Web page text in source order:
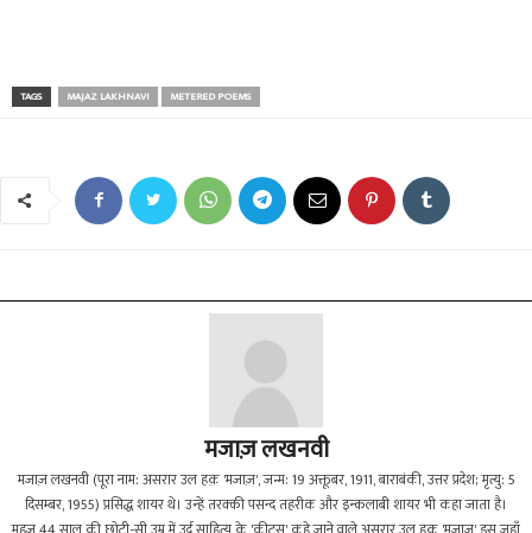
TAGS MAJAZ LAKHNAVI METERED POEMS
मजाज़ लखनवी
मजाज़ लखनवी (पूरा नाम: असरार उल हक़ 'मजाज़', जन्म: 19 अक्तूबर, 1911, बाराबंकी, उत्तर प्रदेश; मृत्यु: 5
दिसम्बर, 1955) प्रसिद्ध शायर थे। उन्हें तरक्की पसन्द तहरीक और इन्कलाबी शायर भी कहा जाता है।